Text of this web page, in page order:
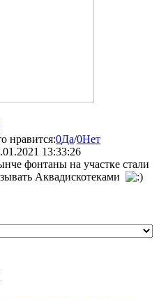
нравится:0Да/0Нет
13:33:26
фонтаны на участке стали
Аквадискотеками